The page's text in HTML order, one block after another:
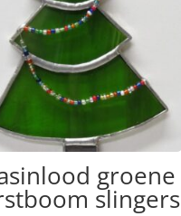
groene
slingers